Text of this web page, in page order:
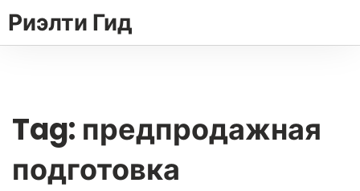
Риэлти Гид
Tag: предпродажная
подготовка